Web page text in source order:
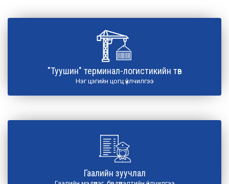
"Туушин" терминал-логистикийн төв
Нэг цэгийн цогц үйлчилгээ
Гаалийн зуучлал